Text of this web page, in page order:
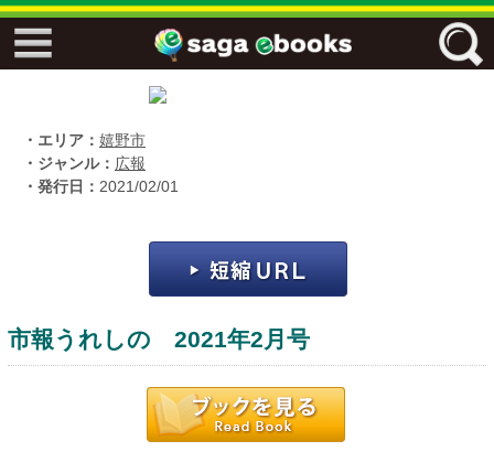
エリア
キーワード
・エリア： 嬉野市
・ジャンル： 広報
・発行日： 2021/02/01
市報うれしの 2021年2月号
↓↓ ebooks専用本棚 ↓↓